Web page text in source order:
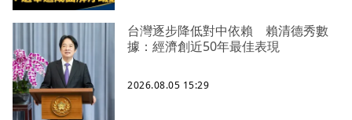
台灣逐步降低對中依賴 賴清德秀數
據：經濟創近50年最佳表現
2026.08.05 15:29